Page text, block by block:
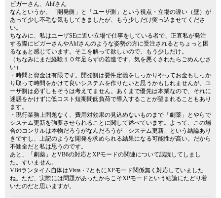
ビガーさん、Ahfさん
なんというか、「開発側」と「ユーザ側」という視点・立場の違い（壁）が
あって少し不毛な気もしてきましたが、もう少しだけ突っ込ませてくださ
い。
ちなみに、私はユーザSEに近い立場で仕事をしている者で、正直私が発注
する際にビガーさんやAhfさんのような姿勢の方に受注されるとちょっと困
るなぁと感じています。そこを解って欲しいので、もう少しだけ。
（ちなみにまだ経験１０年足らずの若造です。気を悪くされたらごめんなさ
い）
・時間と資金は有限です。開発側は要件定義をしっかりやってお金もしっか
り取って時間をかけて良いシステムを作りたいと思うかもしれませんが、ユ
ーザ側は必ずしもそうは考えてません。あくまで優先は本業なので、それに
迷惑をかけずに低コスト短期間低負荷で導入することが望まれることもあり
ます。
・現行業務上問題なく、費用対効果の見込めないものまで「劇薬」とやらで
システム更新を強要させられることに関して述べています。よって、この場
合のコンサルは本物だろうがなんだろうが「システム更新」という結論あり
きですし、上記のような開発を求められる結果になる可能性が高い。だから
不健全だと私は思うのです。
あと、「劇薬」とVB6の対応とXPモードの関連について誤読してしまし
た。すいません。
VB6ランタイム自体はVista・7ともにXPモード関係無く対応していました
ね。ただ、実際には問題があったからこそXPモードという結論にたどり着
いたのだと思いますが。